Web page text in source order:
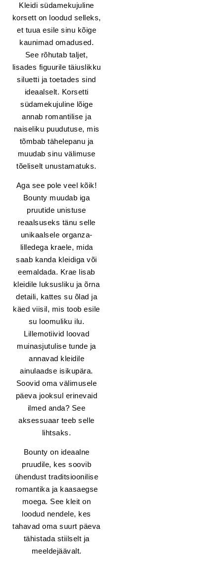
Kleidi südamekujuline
korsett on loodud selleks,
et tuua esile sinu kõige
kaunimad omadused.
See rõhutab taljet,
lisades figuurile täiuslikku
siluetti ja toetades sind
ideaalselt. Korsetti
südamekujuline lõige
annab romantilise ja
naiseliku puudutuse, mis
tõmbab tähelepanu ja
muudab sinu välimuse
tõeliselt unustamatuks.
Aga see pole veel kõik!
Bounty muudab iga
pruutide unistuse
reaalsuseks tänu selle
unikaalsele organza-
lilledega kraele, mida
saab kanda kleidiga või
eemaldada. Krae lisab
kleidile luksusliku ja õrna
detaili, kattes su õlad ja
käed viisil, mis toob esile
su loomuliku ilu.
Lillemotiivid loovad
muinasjutulise tunde ja
annavad kleidile
ainulaadse isikupära.
Soovid oma välimusele
päeva jooksul erinevaid
ilmed anda? See
aksessuaar teeb selle
lihtsaks.
Bounty on ideaalne
pruudile, kes soovib
ühendust traditsioonilise
romantika ja kaasaegse
moega. See kleit on
loodud nendele, kes
tahavad oma suurt päeva
tähistada stiilselt ja
meeldejäävalt.